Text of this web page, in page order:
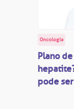
Oncologia
Plano
pode